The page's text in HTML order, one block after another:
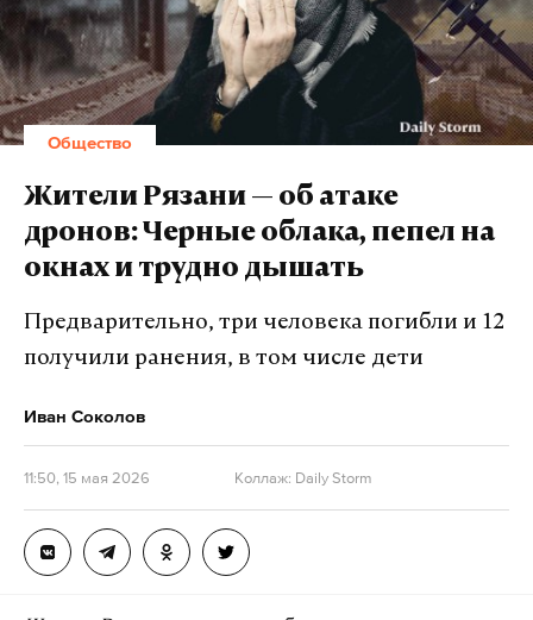
Общество
Жители Рязани — об атаке
дронов: Черные облака, пепел на
окнах и трудно дышать
Предварительно, три человека погибли и 12
получили ранения, в том числе дети
Иван Соколов
11:50, 15 мая 2026 Коллаж: Daily Storm